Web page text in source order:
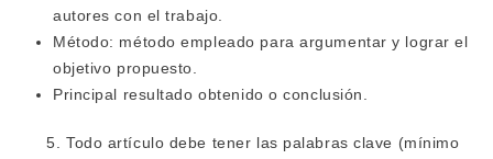
autores con el trabajo.
Método: método empleado para argumentar y lograr el
objetivo propuesto.
Principal resultado obtenido o conclusión.
Todo artículo debe tener las palabras clave (mínimo